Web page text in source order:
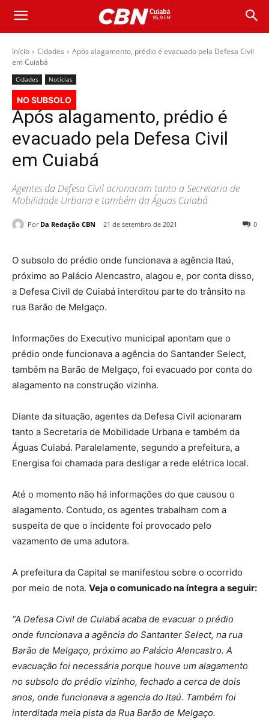
Início Cidades
Após alagamento, prédio é evacuado pela Defesa Civil
em Cuiabá
Cidades Notícias
NO SUBSOLO
Após alagamento, prédio é
evacuado pela Defesa Civil
em Cuiabá
Agentes da Defesa Civil acionaram tanto a Secretaria de
Mobilidade Urbana e também da Águas Cuiabá
Por Da Redação CBN 21 de setembro de 2021 0
O subsolo do prédio onde funcionava a agência Itaú,
próximo ao Palácio Alencastro, alagou e, por conta disso,
a Defesa Civil de Cuiabá interditou parte do trânsito na
rua Barão de Melgaço.
Informações do Executivo municipal apontam que o
prédio onde funcionava a agência do Santander Select,
também na Barão de Melgaço, foi evacuado por conta do
alagamento na construção vizinha.
Diante da situação, agentes da Defesa Civil acionaram
tanto a Secretaria de Mobilidade Urbana e também da
Águas Cuiabá. Paralelamente, segundo a prefeitura, a
Energisa foi chamada para desligar a rede elétrica local.
Até o momento não há informações do que causou o
alagamento. Contudo, os agentes trabalham com a
suspeita de que o incidente foi provocado pelo
vazamento de uma adutora.
A prefeitura da Capital se manifestou sobre o ocorrido
por meio de nota. Veja o comunicado na íntegra a seguir:
“A Defesa Civil de Cuiabá acaba de evacuar o prédio
onde funcionava a agência do Santanter Select, na rua
Barão de Melgaço, próximo ao Palácio Alencastro. A
evacuação foi necessária porque houve um alagamento
no subsolo do prédio vizinho, fechado a cerca de dois
anos, onde funcionava a agencia do Itaú. Também foi
interditada meia pista da Rua Barão de Melgaço.